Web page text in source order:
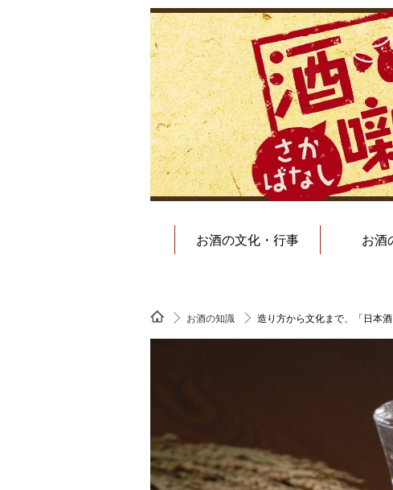
お酒の文化・行事 お酒
お酒の知識 造り方から文化まで、「日本